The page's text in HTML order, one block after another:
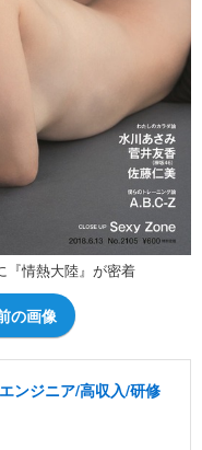
『情熱大陸』が密着
の画像
ンジニア/高収入/研修